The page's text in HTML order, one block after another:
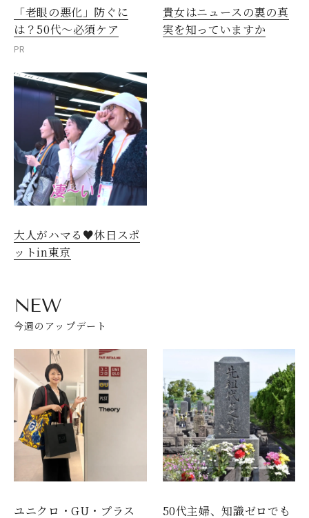
「老眼の悪化」防ぐに
は？50代～必須ケア
PR
貴女はニュースの裏の真
実を知っていますか
大人がハマる♥休日スポ
ットin東京
NEW
今週のアップデート
ユニクロ・GU・プラス
50代主婦、知識ゼロでも